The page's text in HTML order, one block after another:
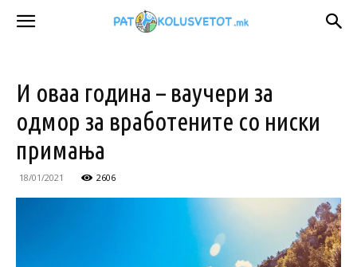
И оваа година – ваучери за
одмор за вработените со ниски
примања
18/01/2021 2606